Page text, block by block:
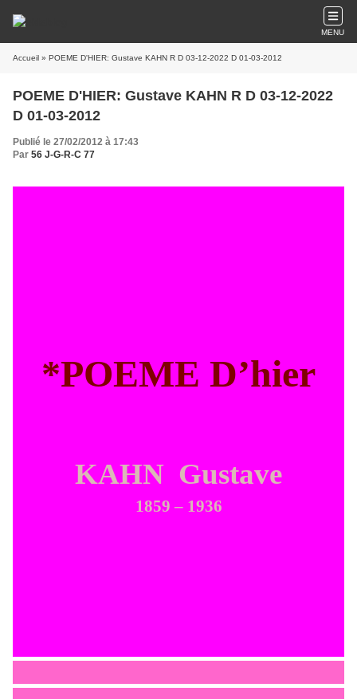
MENU
Accueil » POEME D'HIER: Gustave KAHN R D 03-12-2022 D 01-03-2012
POEME D'HIER: Gustave KAHN R D 03-12-2022
D 01-03-2012
Publié le 27/02/2012 à 17:43
Par 56 J-G-R-C 77
*POEME D’hier
KAHN Gustave
1859 – 1936